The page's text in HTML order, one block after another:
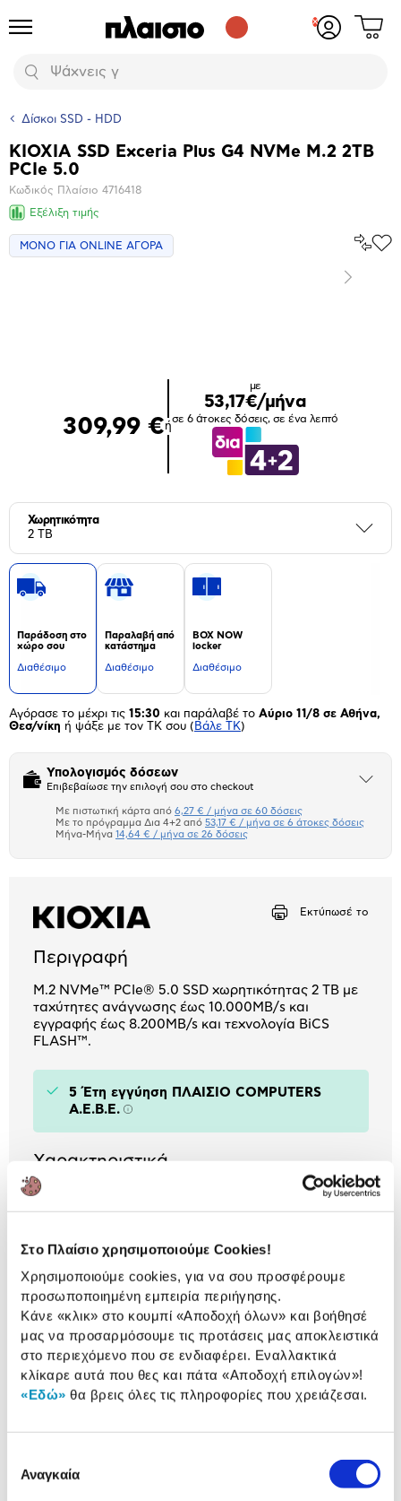
Στο Πλαίσιο χρησιμοποιούμε Cookies!
Χρησιμοποιούμε cookies, για να σου προσφέρουμε
προσωποποιημένη εμπειρία περιήγησης.
Κάνε «κλικ» στο κουμπί «Αποδοχή όλων» και βοήθησέ
μας να προσαρμόσουμε τις προτάσεις μας αποκλειστικά
στο περιεχόμενο που σε ενδιαφέρει. Εναλλακτικά
κλίκαρε αυτά που θες και πάτα «Αποδοχή επιλογών»!
«Εδώ» θα βρεις όλες τις πληροφορίες που χρειάζεσαι.
συγκατάθεσης
Αναγκαία
Προϊόντα
Αναζήτηση
Δες
Δίσκοι SSD - HDD
Βασικά
χαρακτηριστικά
KIOXIA SSD Exceria Plus G4 NVMe M.2 2TB
PCIe 5.0
Κωδικός Πλαίσιο 4716418
Εξέλιξη τιμής
ΜΟΝΟ ΓΙΑ ONLINE ΑΓΟΡΑ
Επόμενο
309,99 €ή
με
53,17€/μήνα
σε 6 άτοκες δόσεις, σε ένα λεπτό
Χωρητικότητα
2 TB
Παράδοση στο
χώρο σου
Διαθέσιμο
Παραλαβή από
κατάστημα
Διαθέσιμο
BOX NOW
locker
Διαθέσιμο
Αγόρασε το μέχρι τις 15:30 και παράλαβέ το Αύριο 11/8 σε Αθήνα,
Θεσ/νίκη ή ψάξε με τον ΤΚ σου ( Βάλε ΤΚ)
Υπολογισμός δόσεων
Επιβεβαίωσε την επιλογή σου στο checkout
Άνοιξε
Πιστωτική κάρτα
Αριθμός δόσεων
Με πιστωτική κάρτα από 6,27 € / μήνα σε 60 δόσεις
Με το πρόγραμμα Δια 4+2 από 53,17 € / μήνα σε 6 άτοκες δόσεις
Μήνα-Μήνα 14,64 € / μήνα σε 26 δόσεις
Εκτύπωσέ το
Περιγραφή
M.2 NVMe™ PCIe® 5.0 SSD χωρητικότητας 2 TB με
ταχύτητες ανάγνωσης έως 10.000ΜΒ/s και
εγγραφής έως 8.200MB/s και τεχνολογία BiCS
FLASH™.
5 Έτη εγγύηση ΠΛΑΙΣΙΟ COMPUTERS
A.E.B.E. Πληροφορίες
Χαρακτηριστικά
2 TB
Ανάγνωσης:
Μέγιστη Ταχύτητα
Εγγραφής:
8200 MB/Sec
IOPS Read/Write: 1.3 m / 1.4 m
Προδιαγραφές